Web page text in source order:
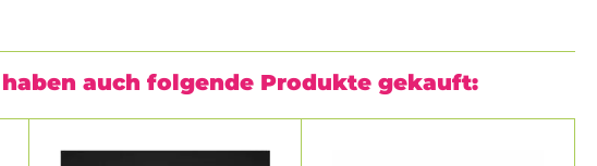
auch folgende Produkte gekauft: